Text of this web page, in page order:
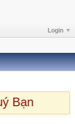
Login
Bạn ghé